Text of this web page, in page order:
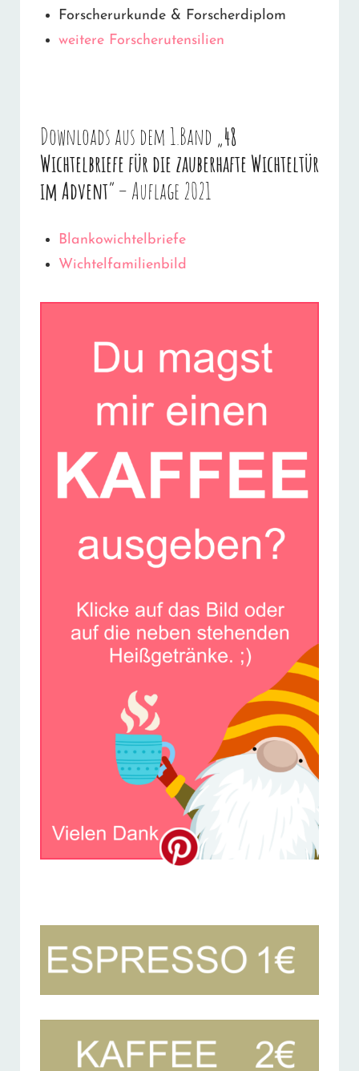
Forscherurkunde & Forscherdiplom
weitere Forscherutensilien
Downloads aus dem 1.Band „48
Wichtelbriefe für die zauberhafte Wichteltür
im Advent“ – Auflage 2021
Blankowichtelbriefe
Wichtelfamilienbild